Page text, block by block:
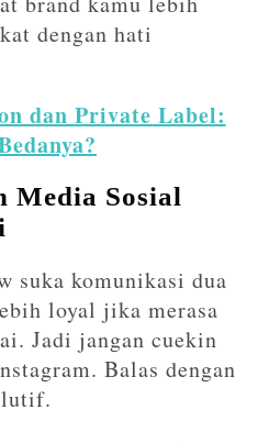
dengan hati
dan Private Label:
Media Sosial
suka komunikasi dua
loyal jika merasa
Jadi jangan cuekin
Balas dengan